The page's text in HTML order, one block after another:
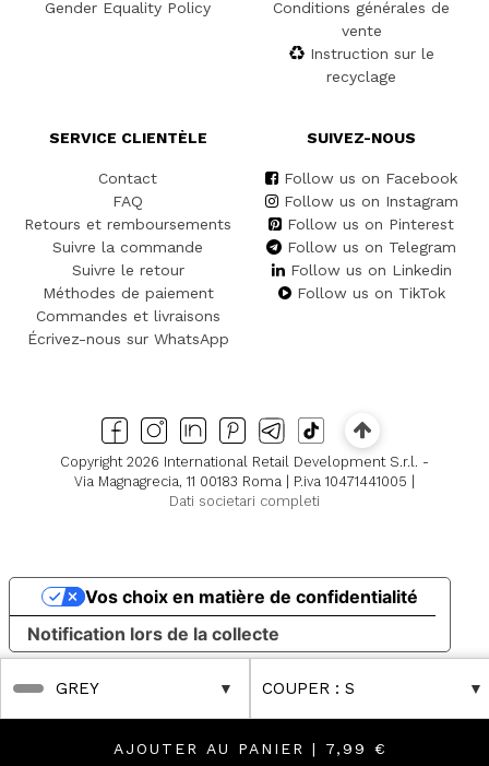
FINAL SALES Up to -80% Online & in
GREY COUPER : S
AJOUTER AU PANIER | 7,99 €
Gender Equality Policy
Conditions générales de
vente
Instruction sur le
recyclage
SERVICE CLIENTÈLE
Contact
FAQ
Retours et remboursements
Suivre la commande
Suivre le retour
Méthodes de paiement
Commandes et livraisons
Écrivez-nous sur WhatsApp
SUIVEZ-NOUS
Follow us on Facebook
Follow us on Instagram
Follow us on Pinterest
Follow us on Telegram
Follow us on Linkedin
Follow us on TikTok
Copyright 2026 International Retail Development S.r.l. -
Via Magnagrecia, 11 00183 Roma | P.iva 10471441005 |
Dati societari completi
Further Reductions FINAL SALES Up to -80%
Notification lors de la collecte
Vos choix en matière de confidentialité